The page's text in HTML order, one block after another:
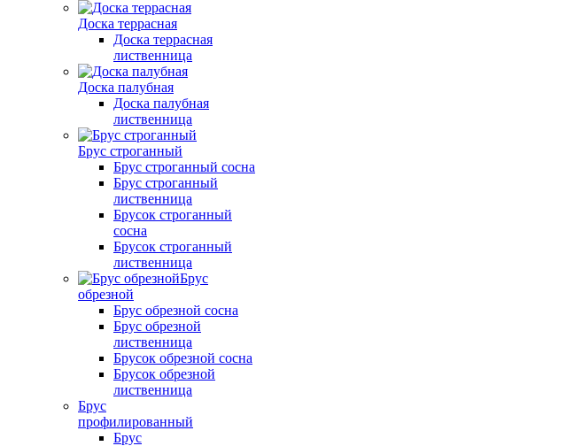
Доска террасная
Доска террасная
лиственница
Доска палубная
Доска палубная
лиственница
Брус строганный
Брус строганный сосна
Брус строганный
лиственница
Брусок строганный
сосна
Брусок строганный
лиственница
Брус
обрезной
Брус обрезной сосна
Брус обрезной
лиственница
Брусок обрезной сосна
Брусок обрезной
лиственница
Брус
профилированный
Брус